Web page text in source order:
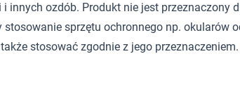
innych ozdób. Produkt nie jest przeznaczony
sprzętu ochronnego np. okularów
stosować zgodnie z jego